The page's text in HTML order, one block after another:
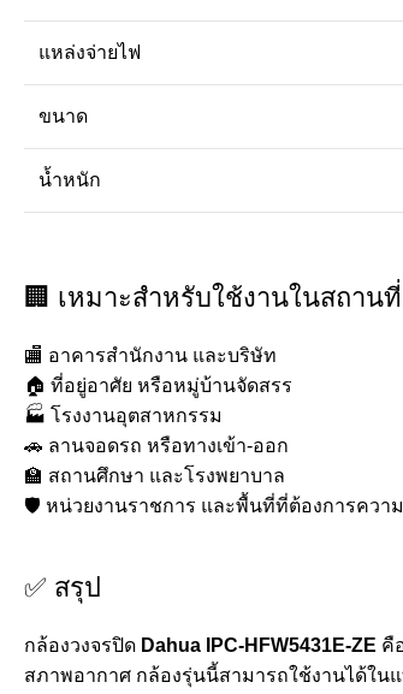
แหล่งจ่ายไฟ
ขนาด
น้ำหนัก
🏢 เหมาะสำหรับใช้งานในสถาน
🏬 อาคารสำนักงาน และบริษัท
🏠 ที่อยู่อาศัย หรือหมู่บ้านจัดสรร
🏭 โรงงานอุตสาหกรรม
🚗 ลานจอดรถ หรือทางเข้า-ออก
🏫 สถานศึกษา และโรงพยาบาล
🛡️ หน่วยงานราชการ และพื้นที่ที่ต้องการควา
✅ สรุป
กล้องวงจรปิด Dahua IPC-HFW5431E-ZE คื
สภาพอากาศ กล้องรุ่นนี้สามารถใช้งานได้ใ